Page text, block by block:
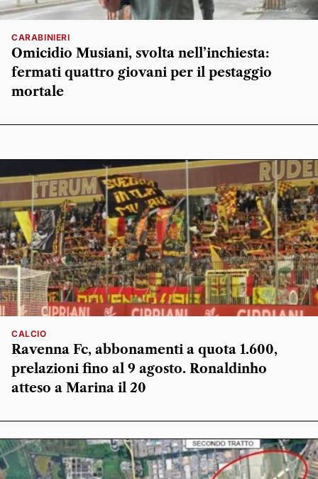
CARABINIERI
Omicidio Musiani, svolta nell’inchiesta:
fermati quattro giovani per il pestaggio
mortale
CALCIO
Ravenna Fc, abbonamenti a quota 1.600,
prelazioni fino al 9 agosto. Ronaldinho
atteso a Marina il 20